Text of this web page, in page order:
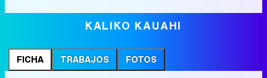
KALIKO KAUAHI
FICHA TRABAJOS FOTOS